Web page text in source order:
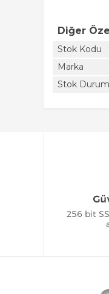
Diğer
Stok Kodu
Marka
Stok